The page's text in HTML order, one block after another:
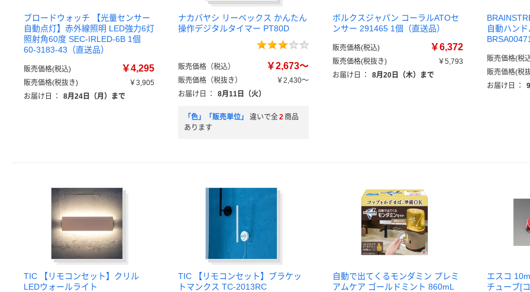
ブロードウォッチ 【光量センサー
自動点灯】赤外線照明 LED強力6灯
照射角60度 SEC-IRLED-6B 1個
60-3183-43（直送品）
販売価格(税込) ￥4,295
販売価格(税抜き)
￥3,905
お届け日
： 8月24日（月）まで
ナカバヤシ リーベックス かんたん
操作デジタルタイマー PT80D
販売価格（税込） ￥2,673～
販売価格（税抜き）
￥2,430～
お届け日
： 8月11日（火）
「色」「販売単位」 違いで全2 商品
あります
ボルクスジャパン コーラルATOセ
ンサー 291465 1個（直送品）
販売価格(税込) ￥6,372
販売価格(税抜き)
￥5,793
お届け日
： 8月20日（木）まで
自動ハン
販売価格(税
販売価格(税
お届け日
：
TIC 【リモコンセット】クリル
LEDウォールライト
TIC 【リモコンセット】ブラケッ
トマンクス TC-2013RC
自動で出てくるモンダミン プレミ
アムケア ゴールドミント 860mL
エスコ
チューブ[